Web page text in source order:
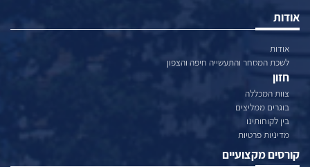
אודות
אודות
לשכת המסחר והתעשייה חיפה והצפון
חזון
צוות המכללה
בוגרים ממליצים
בין לקוחותינו
מדיניות פרטיות
קורסים מקצועיים